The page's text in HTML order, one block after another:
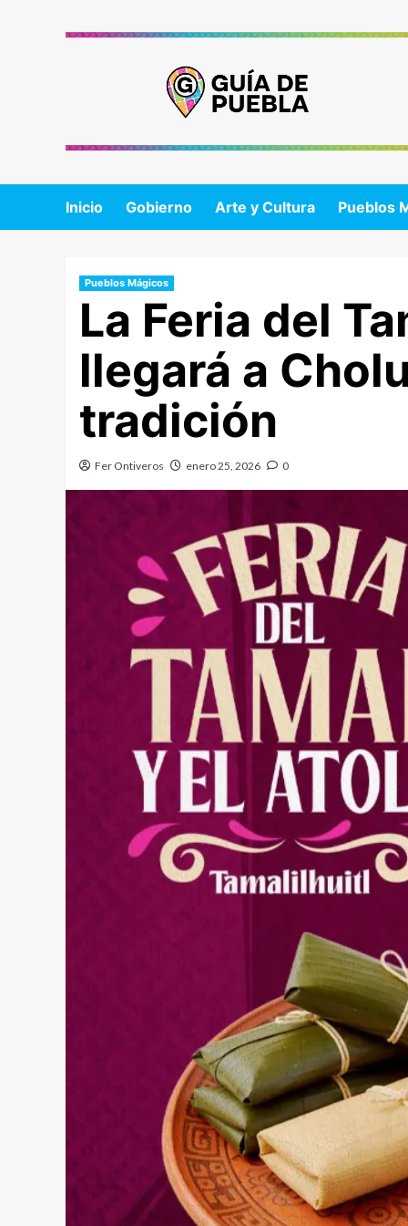
Inicio Gobierno Arte y Cultura Pueblos
Pueblos Mágicos
La Feria del
llegará a
tradición
Fer Ontiveros enero 25, 2026 0